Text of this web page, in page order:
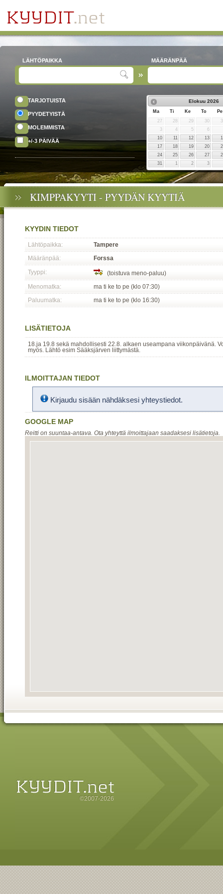
LÄHTÖPAIKKA MÄÄRÄNPÄÄ
TARJOTUISTA
PYYDETYISTÄ
MOLEMMISTA
+/-3 PÄIVÄÄ
Elokuu 2026
Ma Ti Ke To
Pe
27
28 29 30
3
4 5
6
10
11 12 13
17
18 19 20
24
25 26 27
31
1 2 3
KIMPPAKYYTI - PYYDÄN KYYTIÄ
KYYDIN TIEDOT
Lähtöpaikka:
Tampere
Määränpää:
Forssa
Tyyppi:
(toistuva meno-paluu)
Menomatka:
ma ti ke to pe (klo 07:30)
Paluumatka:
ma ti ke to pe (klo 16:30)
LISÄTIETOJA
18.ja 19.8 sekä mahdollisesti 22.8. alkaen useampana viikonpäivänä.
myös. Lähtö esim Sääksjärven liittymästä.
ILMOITTAJAN TIEDOT
Kirjaudu sisään nähdäksesi yhteystiedot.
GOOGLE MAP
Reitti on suuntaa-antava. Ota yhteyttä ilmoittajaan saadaksesi lisätietoja.
©2007-2026